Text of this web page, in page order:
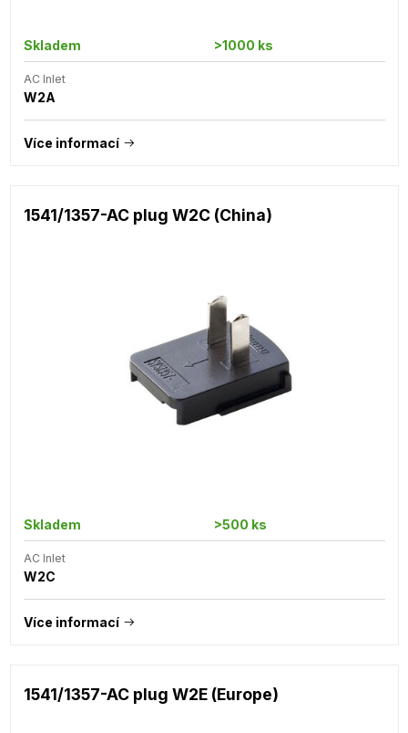
Skladem >1000 ks
AC Inlet
W2A
Více informací
1541/1357-AC plug W2C (China)
Skladem >500 ks
AC Inlet
W2C
Více informací
1541/1357-AC plug W2E (Europe)